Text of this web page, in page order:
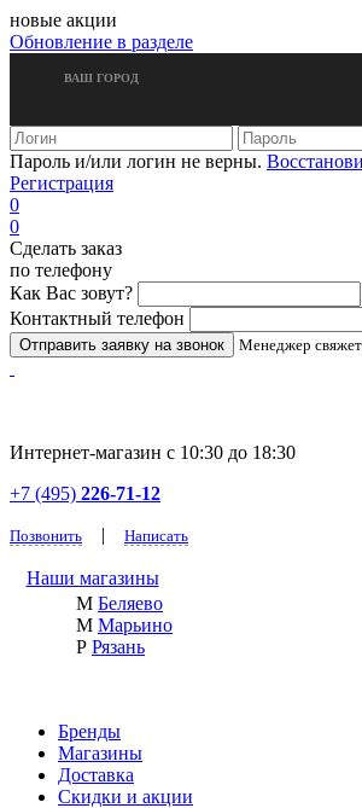
новые акции
Обновление в разделе
ВАШ ГОРОД
Пароль и/или логин не верны.
Регистрация
0
0
Сделать заказ
по телефону
Как Вас зовут?
Контактный телефон
Менеджер
Интернет-магазин с 10:30 до 18:30
+7 (495) 226-71-12
Позвонить | Написать
Наши магазины
М Беляево
М Марьино
Р Рязань
Бренды
Магазины
Доставка
Скидки и акции